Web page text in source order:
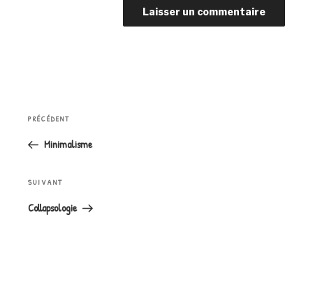
de
l’article
Article
précédent
PRÉCÉDENT
Minimalisme
Article
suivant
SUIVANT
Collapsologie